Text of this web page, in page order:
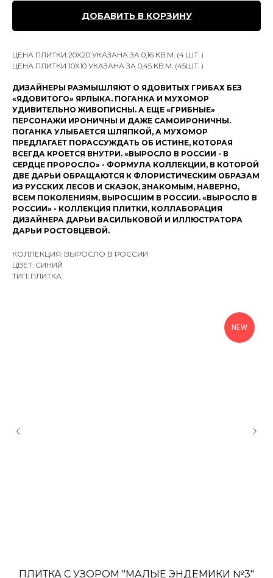
ДОБАВИТЬ В КОРЗИНУ
ЦЕНА ПЛИТКИ 20X20 УКАЗАНА ЗА 0,16 КВ.М. (4 ШТ. )
ЦЕНА ПЛИТКИ 10X10 УКАЗАНА ЗА 0,45 КВ.М. (45ШТ. )
ДИЗАЙНЕРЫ РАЗМЫШЛЯЮТ О ЯДОВИТЫХ ГРИБАХ БЕЗ
«ЯДОВИТОГО» ЯРЛЫКА. ПОГАНКА И МУХОМОР
УДИВИТЕЛЬНО ЖИВОПИСНЫ. А ЕЩЕ «ГРИБНЫЕ»
ПЕРСОНАЖИ ИРОНИЧНЫ И ДАЖЕ САМОИРОНИЧНЫ.
ПОГАНКА УЛЫБАЕТСЯ ШЛЯПКОЙ, А МУХОМОР
ПРЕДЛАГАЕТ ПОРАССУЖДАТЬ ОБ ИСТИНЕ, КОТОРАЯ
ВСЕГДА КРОЕТСЯ ВНУТРИ. «ВЫРОСЛО В РОССИИ - В
СЕРДЦЕ ПРОРОСЛО» - ФОРМУЛА КОЛЛЕКЦИИ, В КОТОРОЙ
ДВЕ ДАРЬИ ОБРАЩАЮТСЯ К ФЛОРИСТИЧЕСКИМ ОБРАЗАМ
ИЗ РУССКИХ ЛЕСОВ И СКАЗОК, ЗНАКОМЫМ, НАВЕРНО,
ВСЕМ ПОКОЛЕНИЯМ, ВЫРОСШИМ В РОССИИ. «ВЫРОСЛО В
РОССИИ» - КОЛЛЕКЦИЯ ПЛИТКИ, КОЛЛАБОРАЦИЯ
ДИЗАЙНЕРА ДАРЬИ ВАСИЛЬКОВОЙ И ИЛЛЮСТРАТОРА
ДАРЬИ РОСТОВЦЕВОЙ.
КОЛЛЕКЦИЯ: ВЫРОСЛО В РОССИИ
ЦВЕТ: СИНИЙ
ТИП: ПЛИТКА
NEW
ПЛИТКА С УЗОРОМ "МАЛЫЕ ЭНДЕМИКИ №3"